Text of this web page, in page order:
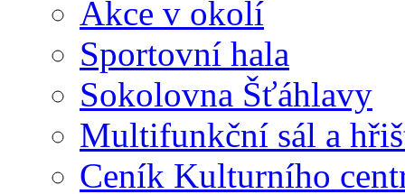
Akce v okolí
Sportovní hala
Sokolovna Šťáhlavy
Multifunkční sál a
Ceník Kulturního